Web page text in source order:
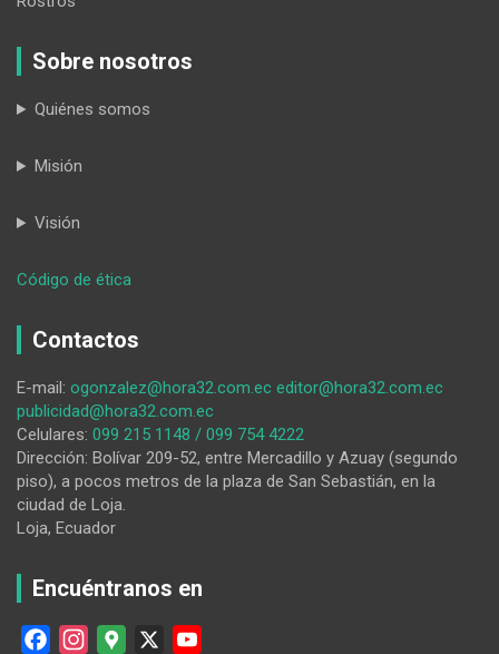
Sobre nosotros
Quiénes somos
Misión
Visión
Código de ética
Ecuador
Perú
exigen
que
se
reabra
la
Contactos
E-mail: ogonzalez@hora32.com.ec editor@hora32.com.ec
publicidad@hora32.com.ec
Celulares: 099 215 1148 / 099 754 4222
Dirección: Bolívar 209-52, entre Mercadillo y Azuay (segundo
piso), a pocos metros de la plaza de San Sebastián, en la
ciudad de Loja.
Loja, Ecuador
Encuéntranos en